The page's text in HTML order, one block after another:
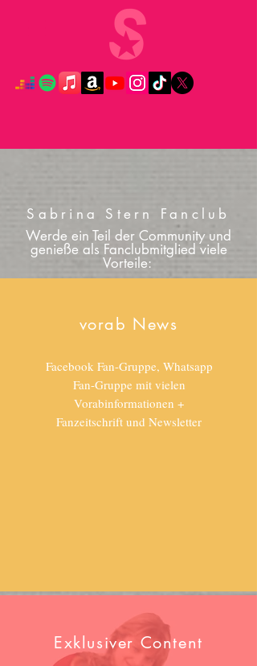
Sabrina Stern Fanclub
Werde ein Teil der Community und
genieße als Fanclubmitglied viele
Vorteile:
vorab News
Facebook Fan-Gruppe, Whatsapp
Fan-Gruppe mit vielen
Vorabinformationen +
Fanzeitschrift und Newsletter
Exklusiver Content